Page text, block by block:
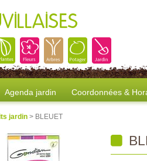
Agenda jardin Coordonnées &
jardin > BLEUET